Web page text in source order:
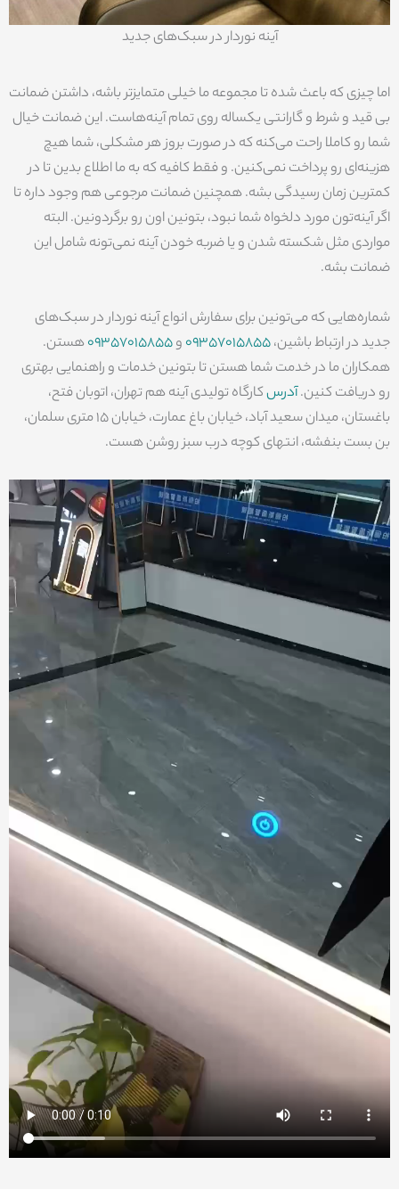
آینه نوردار در سبک‌های جدید
اما چیزی که باعث شده تا مجموعه ما خیلی متمایزتر باشه، داشتن ضمانت
بی قید و شرط و گارانتی یکساله روی تمام آینه‌هاست. این ضمانت خیال
شما رو کاملا راحت می‌کنه که در صورت بروز هر مشکلی، شما هیچ
هزینه‌ای رو پرداخت نمی‌کنین. و فقط کافیه که به ما اطلاع بدین تا در
کمترین زمان رسیدگی بشه. همچنین ضمانت مرجوعی هم وجود داره تا
اگر آینه‌تون مورد دلخواه شما نبود، بتونین اون رو برگردونین. البته
مواردی مثل شکسته شدن و یا ضربه خودن آینه نمی‌تونه شامل این
ضمانت بشه.
شماره‌هایی که می‌تونین برای سفارش انواع آینه نوردار در سبک‌های
جدید در ارتباط باشین،09357015855و09357015855هستن.
همکاران ما در خدمت شما هستن تا بتونین خدمات و راهنمایی بهتری
رو دریافت کنین.آدرسکارگاه تولیدی آینه هم تهران، اتوبان فتح،
باغستان، میدان سعید آباد، خیابان باغ عمارت، خیابان 15 متری سلمان،
بن بست بنفشه، انتهای کوچه درب سبز روشن هست.